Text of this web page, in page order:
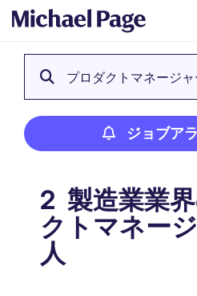
プロダクトマネージャ
ジョブア
2 製造業業
クトマネー
人